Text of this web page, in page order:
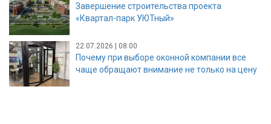
Завершение строительства проекта
«Квартал-парк УЮТный»
22.07.2026 | 08:00
Почему при выборе оконной компании все
чаще обращают внимание не только на цену